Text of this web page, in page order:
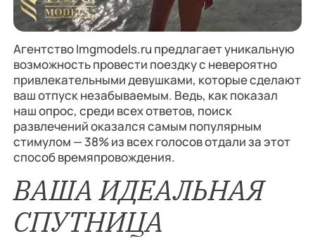
Агентство Imgmodels.ru предлагает уникальную
возможность провести поездку с невероятно
привлекательными девушками, которые сделают
ваш отпуск незабываемым. Ведь, как показал
наш опрос, среди всех ответов, поиск
развлечений оказался самым популярным
стимулом — 38% из всех голосов отдали за этот
способ времяпровождения.
ВАША ИДЕАЛЬНАЯ
СПУТНИЦА